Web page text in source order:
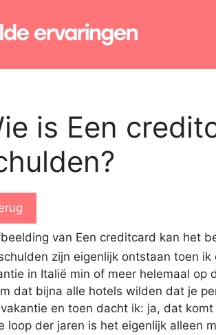
is Een
schulden zijn eigenlijk ontstaan toen
in Italië min of meer helemaal op
dat bijna alle hotels wilden dat je
en toen dacht ik: ja, dat
loop der jaren is het eigenlijk alleen